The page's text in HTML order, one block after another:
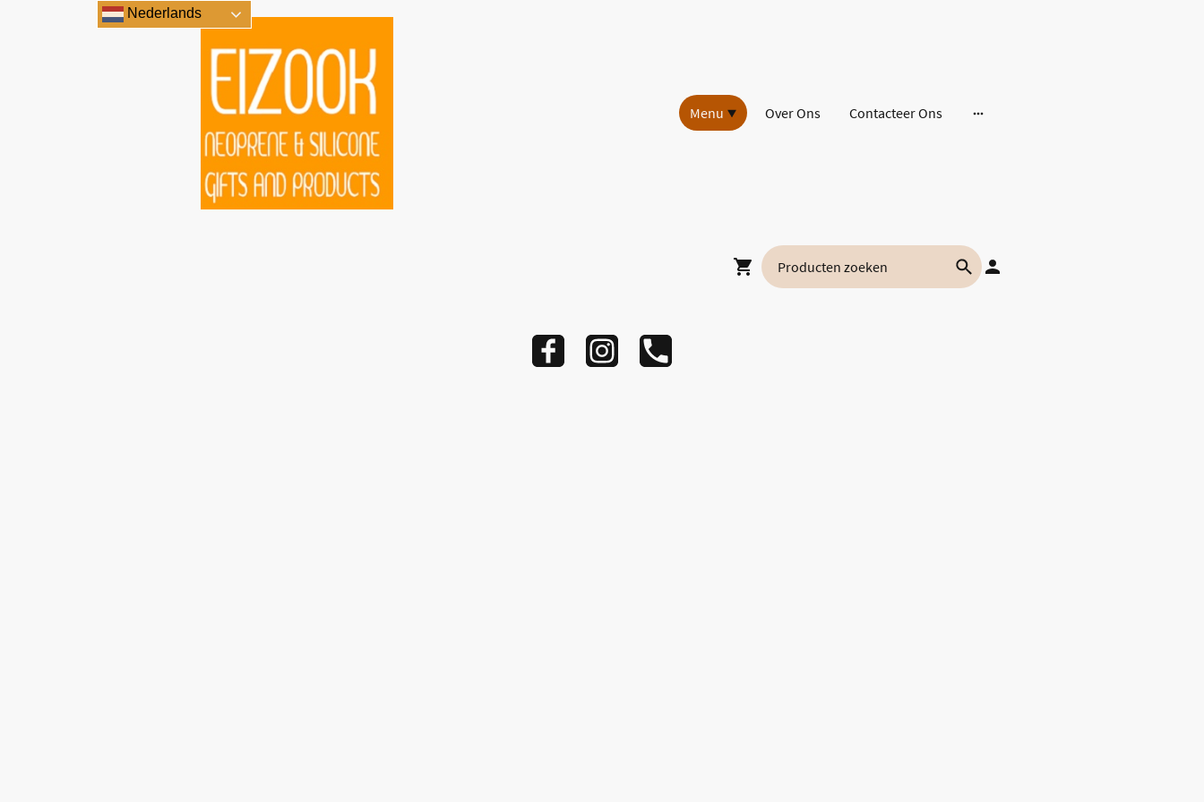
Menu Over Ons Contacteer Ons
Nederlands